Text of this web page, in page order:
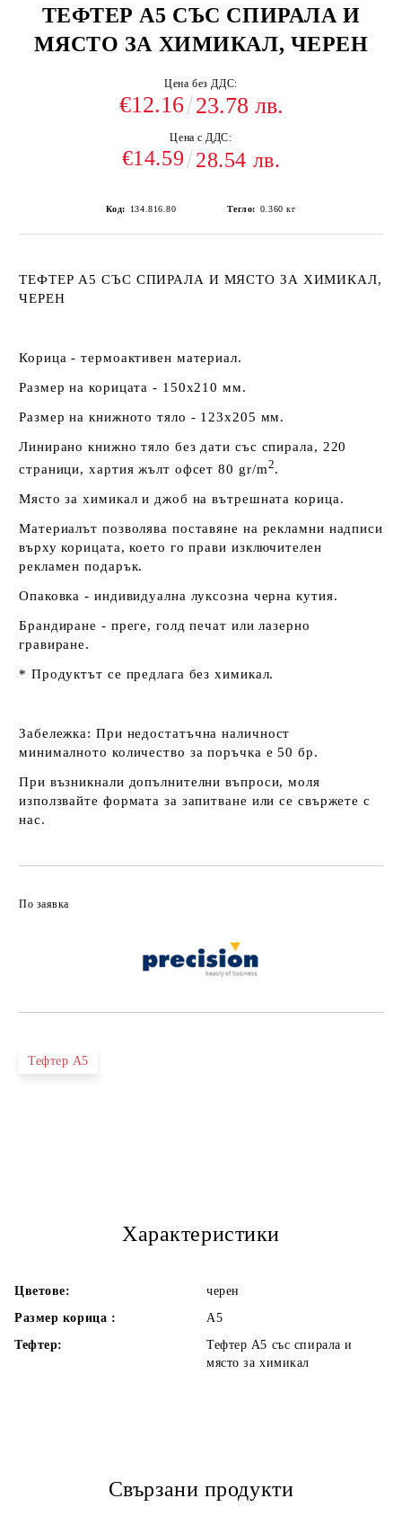
ТЕФТЕР А5 СЪС СПИРАЛА И
МЯСТО ЗА ХИМИКАЛ, ЧЕРЕН
Цена без ДДС:
€12.16 23.78 лв.
Цена с ДДС:
€14.59 28.54 лв.
Код: 134.816.80 Тегло: 0.360 кг
ТЕФТЕР А5 СЪС СПИРАЛА И МЯСТО ЗА ХИМИКАЛ,
ЧЕРЕН
Корица - термоактивен материал.
Размер на корицата - 150х210 мм.
Размер на книжното тяло - 123х205 мм.
Линирано книжно тяло без дати със спирала, 220
страници, хартия жълт офсет 80 gr/m2.
Място за химикал и джоб на вътрешната корица.
Материалът позволява поставяне на рекламни надписи
върху корицата, което го прави изключителен
рекламен подарък.
Опаковка - индивидуална луксозна черна кутия.
Брандиране - преге, голд печат или лазерно
гравиране.
* Продуктът се предлага без химикал.
Забележка: При недостатъчна наличност
минималното количество за поръчка е 50 бр.
При възникнали допълнителни въпроси, моля
използвайте формата за запитване или се свържете с
нас.
По заявка
Тефтер А5
Характеристики
Цветове:
черен
Размер корица :
А5
Тефтер:
Тефтер А5 със спирала и
място за химикал
Свързани продукти